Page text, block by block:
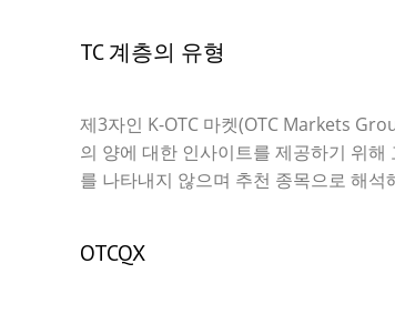
TC 계층의 유형
제3자인 K-OTC 마켓(OTC Markets
의 양에 대한 인사이트를 제공하기 위
를 나타내지 않으며 추천 종목으로 해석
OTCQX